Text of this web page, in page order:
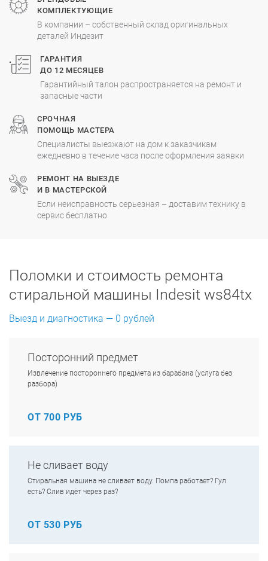
КОМПЛЕКТУЮЩИЕ
В компании – собственный склад оригинальных
деталей Индезит
.
ГАРАНТИЯ
ДО 12 МЕСЯЦЕВ
Гарантийный талон распространяется на ремонт и
запасные части
СРОЧНАЯ
ПОМОЩЬ МАСТЕРА
Специалисты выезжают на дом к заказчикам
ежедневно в течение часа после оформления заявки
РЕМОНТ НА ВЫЕЗДЕ
И В МАСТЕРСКОЙ
Если неисправность серьезная – доставим технику в
сервис бесплатно
Поломки и стоимость ремонта
стиральной машины Indesit ws84tx
Выезд и диагностика — 0 рублей
Посторонний предмет
Извлечение постороннего предмета из барабана (услуга без
разбора)
ОТ 700 РУБ
Не сливает воду
Стиральная машина не сливает воду. Помпа работает? Гул
есть? Слив идёт через раз?
ОТ 530 РУБ